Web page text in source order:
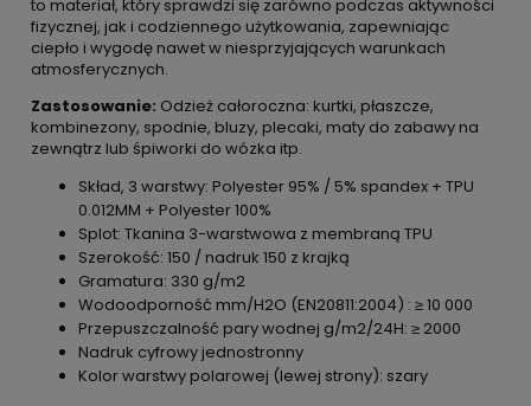
to materiał, który sprawdzi się zarówno podczas aktywności
fizycznej, jak i codziennego użytkowania, zapewniając
ciepło i wygodę nawet w niesprzyjających warunkach
atmosferycznych.
Zastosowanie: Odzież całoroczna: kurtki, płaszcze,
kombinezony, spodnie, bluzy, plecaki, maty do zabawy na
zewnątrz lub śpiworki do wózka itp.
Skład, 3 warstwy: Polyester 95% / 5% spandex + TPU
0.012MM + Polyester 100%
Splot: Tkanina 3-warstwowa z membraną TPU
Szerokość: 150 / nadruk 150 z krajką
Gramatura: 330 g/m2
Wodoodporność mm/H2O (EN20811:2004) : ≥ 10 000
Przepuszczalność pary wodnej g/m2/24H: ≥ 2000
Nadruk cyfrowy jednostronny
Kolor warstwy polarowej (lewej strony): szary